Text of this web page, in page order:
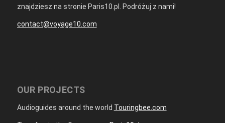
znajdziesz na stronie Paris10.pl. Podróżuj z nami!
contact@voyage10.com
OUR PROJECTS
Audioguides around the world Touringbee.com